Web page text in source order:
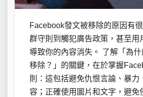
Facebook發文被移除的原因有
群守則到觸犯廣告政策，甚至用
導致你的內容消失。 了解「為
移除？」的關鍵，在於掌握
則：這包括避免仇恨言論、暴力
容；正確使用圖片和文字，避免